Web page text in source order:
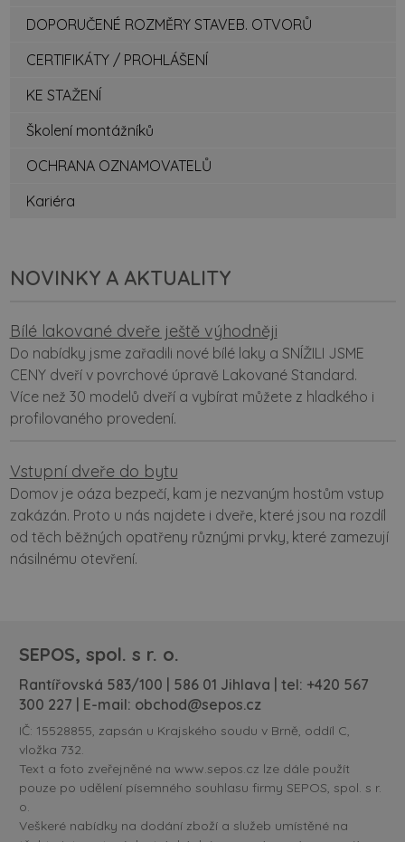
DOPORUČENÉ ROZMĚRY STAVEB. OTVORŮ
CERTIFIKÁTY / PROHLÁŠENÍ
KE STAŽENÍ
Školení montážníků
OCHRANA OZNAMOVATELŮ
Kariéra
NOVINKY A AKTUALITY
Bílé lakované dveře ještě výhodněji
Do nabídky jsme zařadili nové bílé laky a SNÍŽILI JSME
CENY dveří v povrchové úpravě Lakované Standard.
Více než 30 modelů dveří a vybírat můžete z hladkého i
profilovaného provedení.
Vstupní dveře do bytu
Domov je oáza bezpečí, kam je nezvaným hostům vstup
zakázán. Proto u nás najdete i dveře, které jsou na rozdíl
od těch běžných opatřeny různými prvky, které zamezují
násilnému otevření.
SEPOS, spol. s r. o.
Rantířovská 583/100 | 586 01 Jihlava | tel: +420 567
300 227 | E-mail: obchod@sepos.cz
IČ: 15528855, zapsán u Krajského soudu v Brně, oddíl C,
vložka 732.
Text a foto zveřejněné na www.sepos.cz lze dále použít
pouze po udělení písemného souhlasu firmy SEPOS, spol. s r.
o.
Veškeré nabídky na dodání zboží a služeb umístěné na